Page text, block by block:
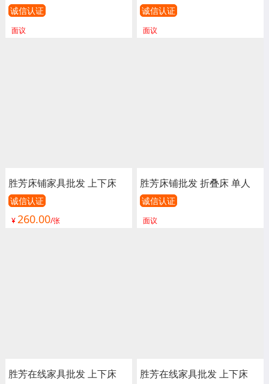
单人床 双人床 童床 公寓床
连体床 铁床 双层 上下铺 高
诚信认证
面议
单人床 双人床 童床 公寓床
连体床 铁床 双层 上下铺 高
诚信认证
面议
胜芳床铺家具批发 上下床
单人床 双人床 儿童床 公寓
床 连体床 铁床 双层 上下铺
诚信认证
¥260.00/张
胜芳床铺批发 折叠床 单人
床 双人床 高低床 午休床 行
军床 简易床 铁质板床 板床
诚信认证
面议
胜芳在线家具批发 上下床
胜芳在线家具批发 上下床